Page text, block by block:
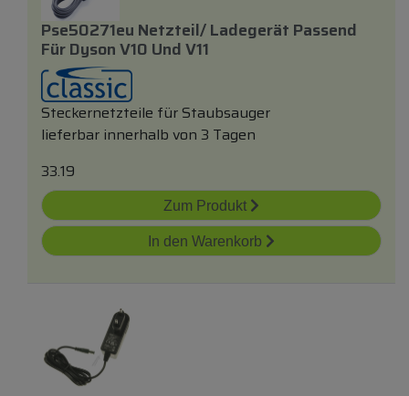
Pse50271eu Netzteil/ Ladegerät Passend
Für Dyson V10 Und V11
Steckernetzteile für Staubsauger
lieferbar innerhalb von 3 Tagen
33.19
Zum Produkt
In den Warenkorb